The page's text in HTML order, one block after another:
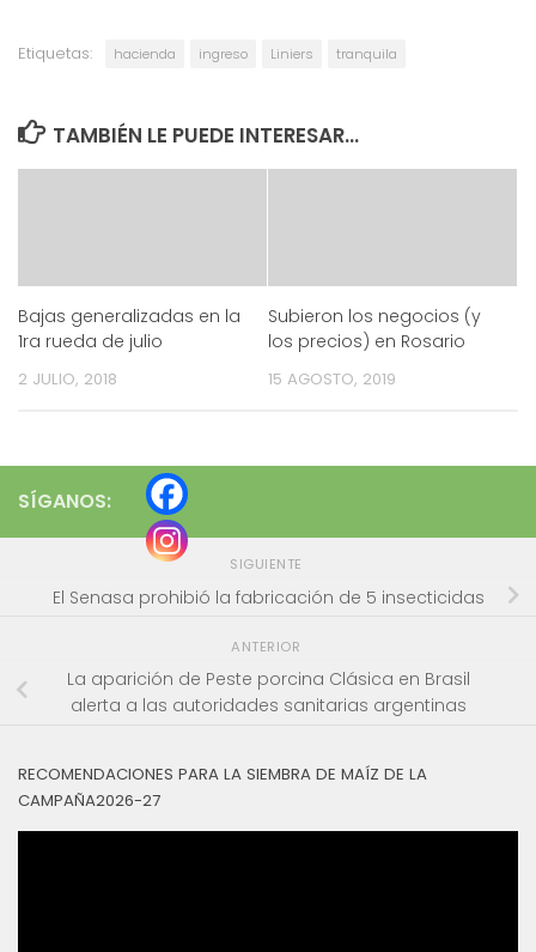
Etiquetas: hacienda ingreso Liniers tranquila
TAMBIÉN LE PUEDE INTERESAR...
Bajas generalizadas en la
1ra rueda de julio
2 JULIO, 2018
Subieron los negocios (y
los precios) en Rosario
15 AGOSTO, 2019
SÍGANOS:
SIGUIENTE
El Senasa prohibió la fabricación de 5 insecticidas
ANTERIOR
La aparición de Peste porcina Clásica en Brasil
alerta a las autoridades sanitarias argentinas
RECOMENDACIONES PARA LA SIEMBRA DE MAÍZ DE LA
CAMPAÑA2026-27